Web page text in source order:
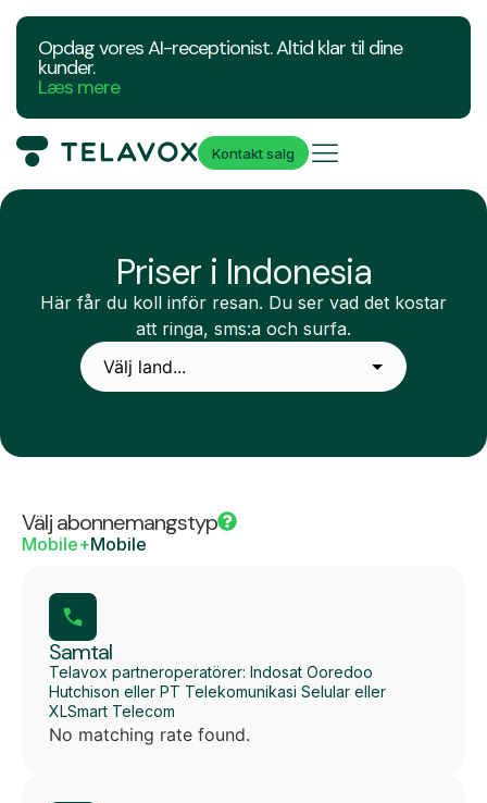
Opdag vores AI-receptionist. Altid klar til dine
kunder.
Læs mere
Kontakt salg
Priser i Indonesia
Här får du koll inför resan. Du ser vad det kostar
att ringa, sms:a och surfa.
Välj abonnemangstyp
Mobile+Mobile
Samtal
Telavox partneroperatörer: Indosat Ooredoo
Hutchison eller PT Telekomunikasi Selular eller
XLSmart Telecom
No matching rate found.